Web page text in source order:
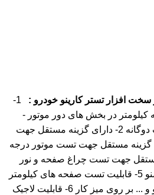
افزار تستر کارینو خودرو :
1-
در بخش های دور موتور -
سرعت - آب - سرعت - حالت دوگانه 2- دارای گزینه مستقل جهت
عقربه ها 3- دارای گزینه مستقل جهت تست موتور درجه
گزینه مستقل جهت تست چراغ صفحه و نور
نشانگر ها با انتخاب کاربر از منو 5- قابلیت تست صفحه های کیلومتر
شبکه سایپا بدون اتصال ایسیو و ... بر روی میز کار 6- قابلیت لاجیک